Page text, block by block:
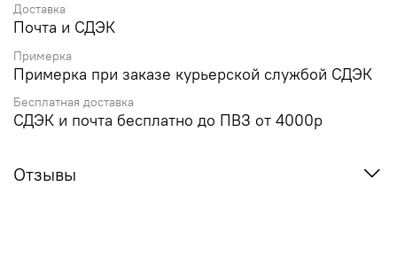
Доставка
Почта и СДЭК
Примерка
Примерка при заказе курьерской службой СДЭК
Бесплатная доставка
СДЭК и почта бесплатно до ПВЗ от 4000р
Отзывы